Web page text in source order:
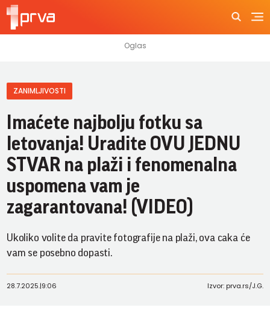
ZANIMLJIVOSTI
Imaćete najbolju fotku sa
letovanja! Uradite OVU JEDNU
STVAR na plaži i fenomenalna
uspomena vam je
zagarantovana! (VIDEO)
Ukoliko volite da pravite fotografije na plaži, ova caka će
vam se posebno dopasti.
28.7.2025.|9:06 Izvor: prva.rs/J.G.